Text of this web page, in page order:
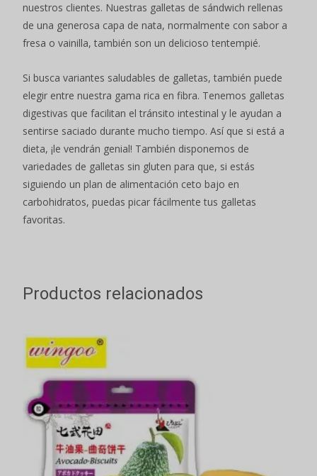
nuestros clientes. Nuestras galletas de sándwich rellenas
de una generosa capa de nata, normalmente con sabor a
fresa o vainilla, también son un delicioso tentempié.
Si busca variantes saludables de galletas, también puede
elegir entre nuestra gama rica en fibra. Tenemos galletas
digestivas que facilitan el tránsito intestinal y le ayudan a
sentirse saciado durante mucho tiempo. Así que si está a
dieta, ¡le vendrán genial! También disponemos de
variedades de galletas sin gluten para que, si estás
siguiendo un plan de alimentación ceto bajo en
carbohidratos, puedas picar fácilmente tus galletas
favoritas.
Productos relacionados